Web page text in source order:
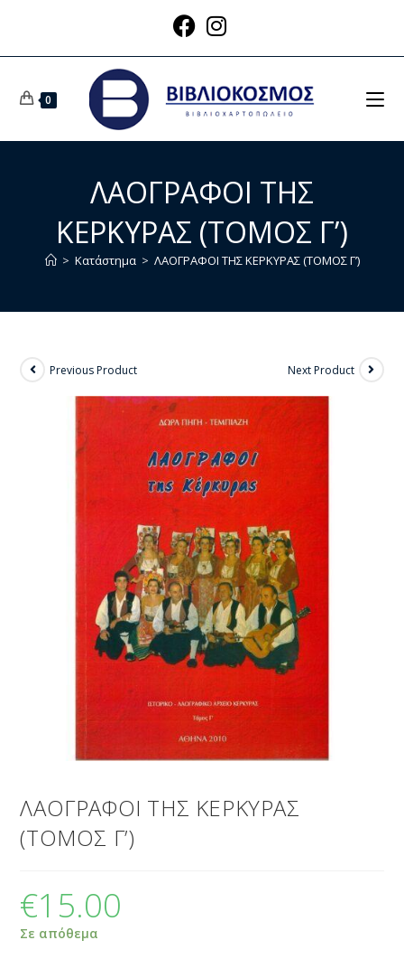
0
ΛΑΟΓΡΑΦΟΙ ΤΗΣ
ΚΕΡΚΥΡΑΣ (ΤΟΜΟΣ Γ’)
> Κατάστημα > ΛΑΟΓΡΑΦΟΙ ΤΗΣ ΚΕΡΚΥΡΑΣ (ΤΟΜΟΣ Γ’)
Previous Product Next Product
ΛΑΟΓΡΑΦΟΙ ΤΗΣ ΚΕΡΚΥΡΑΣ
(ΤΟΜΟΣ Γ’)
€15.00
Σε απόθεμα